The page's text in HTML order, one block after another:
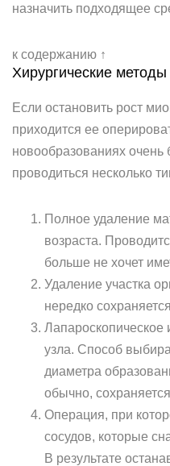
назначить подходящее
к содержанию ↑
Хирургические методы
Если остановить рост
приходится ее
новообразованиях
проводиться несколько
Полное удаление
возраста.
больше не хочет
Удаление участка
нередко
Лапароскопическое
узла. Способ
диаметра
обычно,
Операция, при
сосудов, которые
В результате